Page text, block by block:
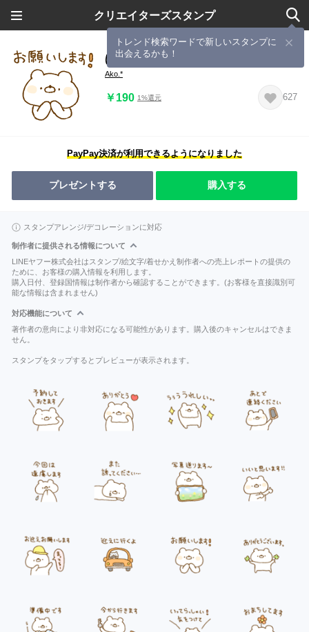
クリエイターズスタンプ
トレンド検索ワードで新しいスタンプに
出会えるかも！
ほわくま。100【敬語】
Ako.*
￥190 1%還元 627
PayPay決済が利用できるようになりました
プレゼントする 購入する
スタンプアレンジ/デコレーションに対応
制作者に提供される情報について
LINEヤフー株式会社はスタンプ/絵文字/着せかえ制作者への売上レポートの提供の
ために、お客様の購入情報を利用します。
購入日付、登録国情報は制作者から確認することができます。(お客様を直接識別可
能な情報は含まれません)
対応機能について
著作者の意向により非対応になる可能性があります。購入後のキャンセルはできま
せん。
スタンプをタップするとプレビューが表示されます。